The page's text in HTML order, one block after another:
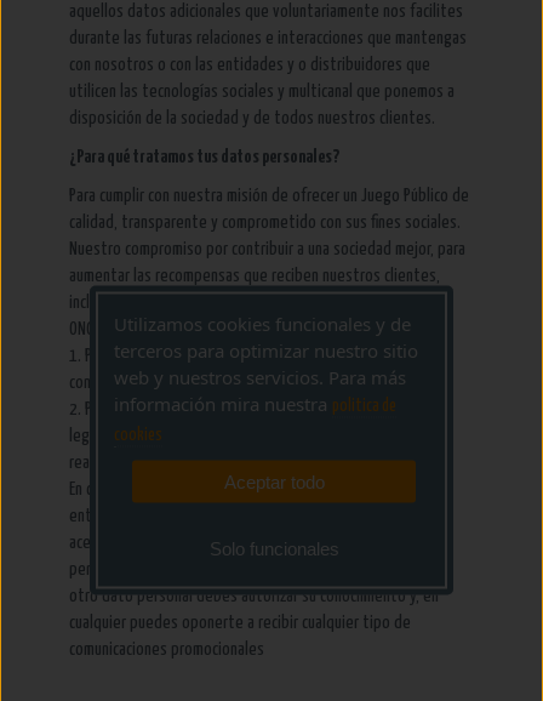
aquellos datos adicionales que voluntariamente nos facilites
durante las futuras relaciones e interacciones que mantengas
con nosotros o con las entidades y o distribuidores que
utilicen las tecnologías sociales y multicanal que ponemos a
disposición de la sociedad y de todos nuestros clientes.
¿Para qué tratamos tus datos personales?
Para cumplir con nuestra misión de ofrecer un Juego Público de
calidad, transparente y comprometido con sus fines sociales.
Nuestro compromiso por contribuir a una sociedad mejor, para
aumentar las recompensas que reciben nuestros clientes,
incluyen los servicios que brindamos a entidades sociales y
ONG para las siguientes finalidades:
1. Para informarte de la finalidad y resultados que se han
conseguido con tus donativos.
2. Para que puedan enviarte, si lo solicitas, los justificantes
legales que te permiten desgravar las donaciones que has
realizado.
En cualquier caso, tus datos sólo se envían a las ONG o
entidades a las que voluntariamente has donado y has
aceptado que conozcan únicamente los datos que les
permitan facilitarte los dos servicios anteriores. Cualquier
otro dato personal debes autorizar su conocimiento y, en
cualquier puedes oponerte a recibir cualquier tipo de
comunicaciones promocionales
Utilizamos cookies funcionales y de
terceros para optimizar nuestro sitio
web y nuestros servicios. Para más
información mira nuestra politica de
cookies
Aceptar todo
Solo funcionales